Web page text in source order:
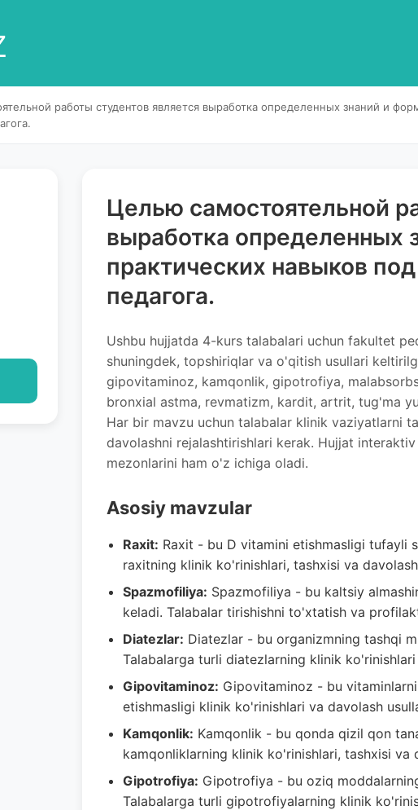
работы студентов является выработка определенных знаний и
Целью самостоятельной
выработка определенных
практических навыков
педагога.
Ushbu hujjatda 4-kurs talabalari uchun fakultet
shuningdek, topshiriqlar va o'qitish usullari
gipovitaminoz, kamqonlik, gipotrofiya,
bronxial astma, revmatizm, kardit, artrit, tug'ma
Har bir mavzu uchun talabalar klinik vaziyatlarni
davolashni rejalashtirishlari kerak. Hujjat
mezonlarini ham o'z ichiga oladi.
Asosiy mavzular
Raxit: Raxit - bu D vitamini etishmasligi tufayli
raxitning klinik ko'rinishlari, tashxisi va
Spazmofiliya: Spazmofiliya - bu kaltsiy
keladi. Talabalar tirishishni to'xtatish va
Diatezlar: Diatezlar - bu organizmning tashqi
Talabalarga turli diatezlarning klinik
Gipovitaminoz: Gipovitaminoz - bu
etishmasligi klinik ko'rinishlari va davolash
Kamqonlik: Kamqonlik - bu qonda qizil qon
kamqonliklarning klinik ko'rinishlari, tashxisi
Gipotrofiya: Gipotrofiya - bu oziq
Talabalarga turli gipotrofiyalarning klinik